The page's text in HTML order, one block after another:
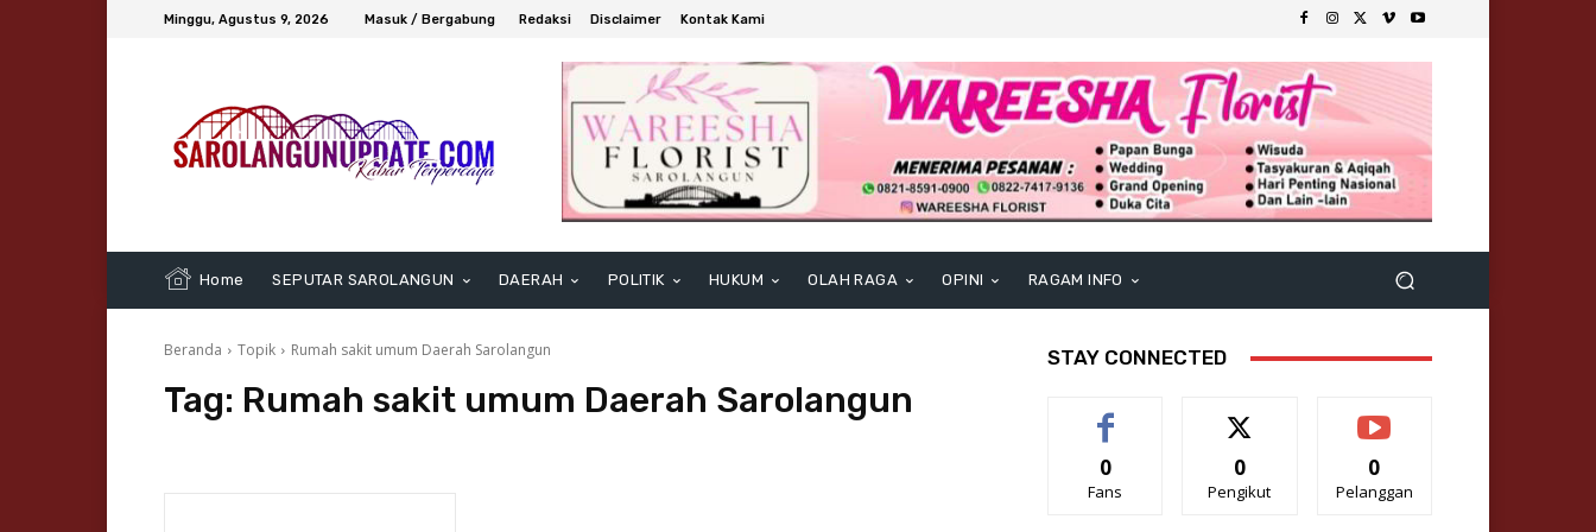
Minggu, Agustus 9, 2026 Masuk / Bergabung Redaksi Disclaimer Kontak Kami
Home SEPUTAR SAROLANGUN DAERAH POLITIK HUKUM OLAH RAGA OPINI RAGAM INFO
Beranda Topik Rumah sakit umum Daerah Sarolangun
Tag: Rumah sakit umum Daerah Sarolangun
STAY CONNECTED
0
Fans
0
Pengikut
0
Pelanggan